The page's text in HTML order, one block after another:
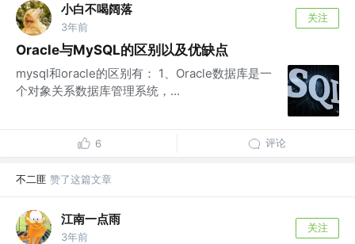
小白不喝阔落
3年前
关注
Oracle与MySQL的区别以及优缺点
mysql和oracle的区别有： 1、Oracle数据库是一
个对象关系数据库管理系统，...
6 评论
不二匪 赞了这篇文章
江南一点雨
3年前
关注